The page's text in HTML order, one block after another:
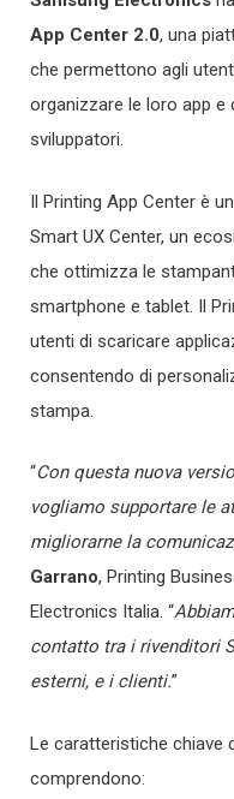
App Center 2.0, una
che permettono agli
organizzare le loro app
sviluppatori.
Il Printing App Center è
Smart UX Center, un
che ottimizza le
smartphone e tablet. Il
utenti di scaricare
consentendo di
stampa.
“Con questa nuova
vogliamo supportare le
migliorarne la
Garrano, Printing
Electronics Italia. “
contatto tra i rivenditori
esterni, e i clienti.”
Le caratteristiche chiave
comprendono: